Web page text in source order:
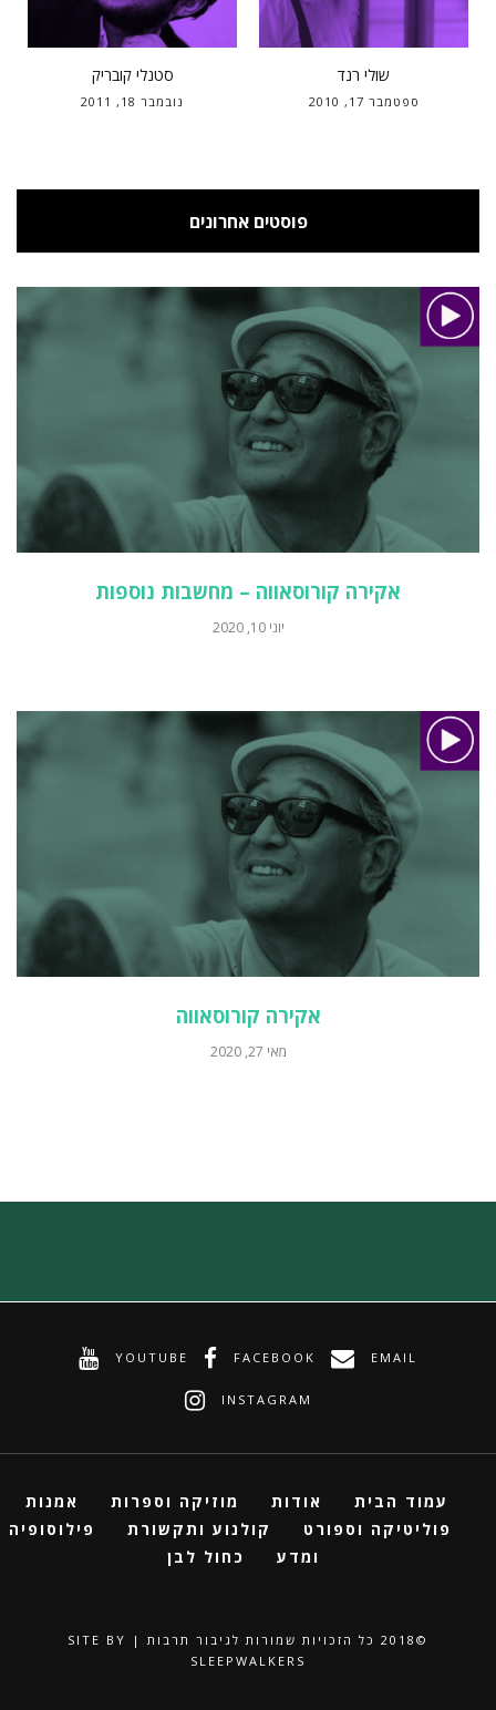
סטנלי קובריק
נובמבר 18, 2011
שולי רנד
ספטמבר 17, 2010
פוסטים אחרונים
אקירה קורוסאווה – מחשבות נוספות
יוני 10, 2020
אקירה קורוסאווה
מאי 27, 2020
EMAIL
FACEBOOK
YOUTUBE
INSTAGRAM
עמוד הבית אודות מוזיקה וספרות
אמנות
פוליטיקה וספורט
קולנוע ותקשורת
פילוסופיה
ומדע
כחול לבן
©2018 ‏כל הזכויות שמורות לגיבור תרבות | SITE BY
SLEEPWALKERS